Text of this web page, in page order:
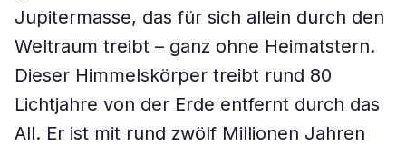
Jupitermasse, das für sich allein durch den
Weltraum treibt – ganz ohne Heimatstern.
Dieser Himmelskörper treibt rund 80
Lichtjahre von der Erde entfernt durch das
All. Er ist mit rund zwölf Millionen Jahren